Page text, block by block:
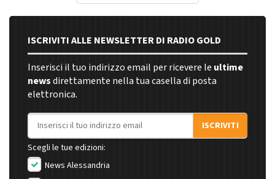
ISCRIVITI ALLE NEWSLETTER DI RADIO GOLD
Inserisci il tuo indirizzo email per ricevere le ultime
newsdirettamente nella tua casella di posta
elettronica.
Indirizzo email
ISCRIVITI
Scegli le tue edizioni:
News Alessandria